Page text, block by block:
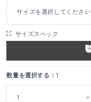
サイズを選択してください
サイズスペック
数量を選択する： 1